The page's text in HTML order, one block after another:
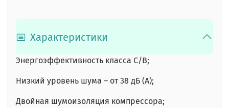
Характеристики
Энергоэффективность класса С/В;
Низкий уровень шума – от 38 дБ (А);
Двойная шумоизоляция компрессора;